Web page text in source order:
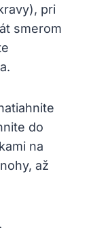
pri
smerom
do
na
až⁤